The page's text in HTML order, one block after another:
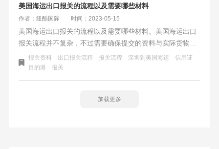
美国海运出口报关的流程以及需要哪些材料
作者：纽酷国际 时间：2023-05-15
美国海运出口报关的流程以及需要哪些材料。美国海运出口
报关流程并不复杂，不过需要确保提交的资料与实际货物准
确、一致。否则会造成不必要的查验。海运出口报关的流程
一般包括以下步骤：一、出口报关所需要资料；二、出口报
报关资料 出口报关流程 报关流程 深圳到美国海运
信用证
目的港
报关
加载更多